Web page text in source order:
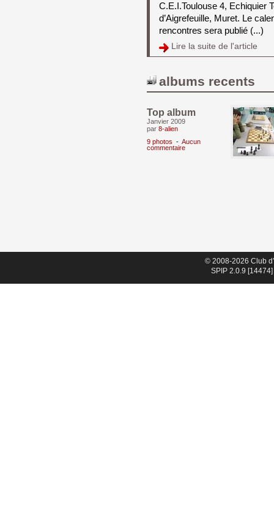
C.E.I.Toulouse 4, Echiquier
d’Aigrefeuille, Muret. Le
rencontres sera publié (...)
Lire la suite de l'article
albums recents
Top album
Janvier 2009
par 8-alien
9 photos - Aucun
commentaire
© 2008-2026 Club
SPIP 2.0.9 [14474]